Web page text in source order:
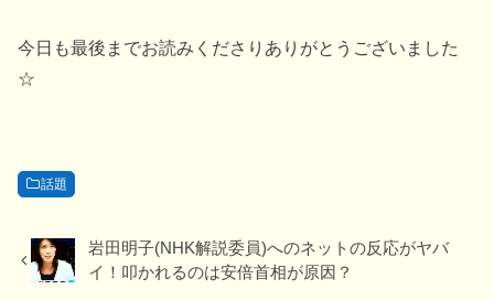
今日も最後までお読みくださりありがとうございました
☆
話題
岩田明子(NHK解説委員)へのネットの反応がヤバ
イ！叩かれるのは安倍首相が原因？